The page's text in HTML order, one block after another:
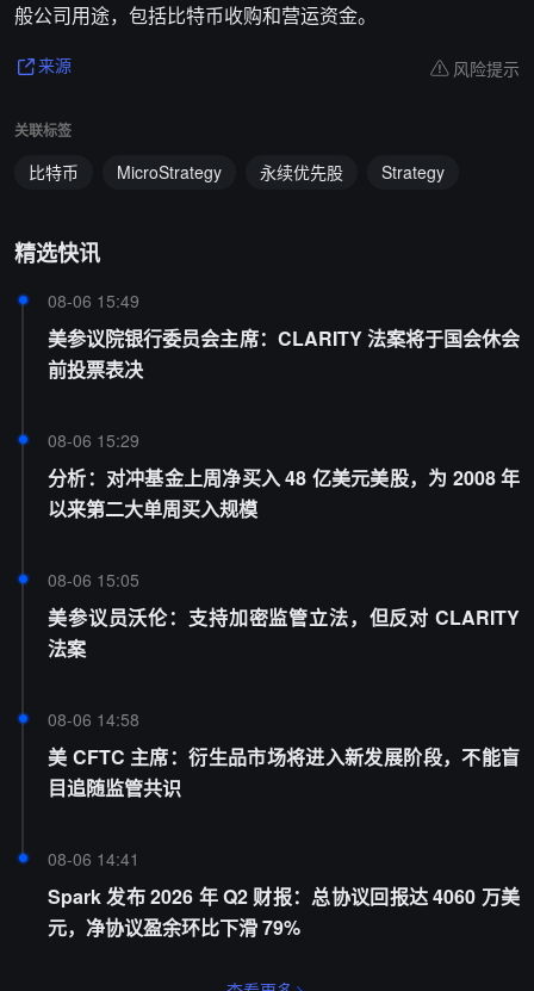
般公司用途，包括比特币收购和营运资金。
来源 风险提示
关联标签
比特币 MicroStrategy 永续优先股 Strategy
精选快讯
08-06 15:49
美参议院银行委员会主席：CLARITY 法案将于国会休会
前投票表决
08-06 15:29
分析：对冲基金上周净买入 48 亿美元美股，为 2008 年
以来第二大单周买入规模
08-06 15:05
美参议员沃伦：支持加密监管立法，但反对 CLARITY
法案
08-06 14:58
美 CFTC 主席：衍生品市场将进入新发展阶段，不能盲
目追随监管共识
08-06 14:41
Spark 发布 2026 年 Q2 财报：总协议回报达 4060 万美
元，净协议盈余环比下滑 79%